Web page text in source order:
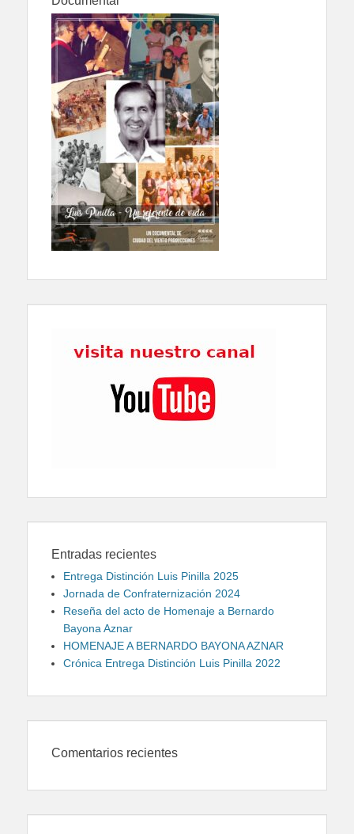
Entradas recientes
Entrega Distinción Luis Pinilla 2025
Jornada de Confraternización 2024
Reseña del acto de Homenaje a Bernardo
Bayona Aznar
HOMENAJE A BERNARDO BAYONA AZNAR
Crónica Entrega Distinción Luis Pinilla 2022
Comentarios recientes